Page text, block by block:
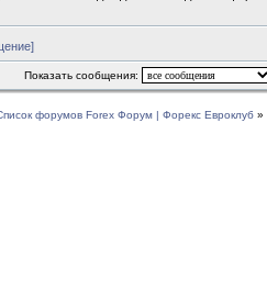
Показать сообщения:
форумов Forex Форум | Форекс Евроклуб »